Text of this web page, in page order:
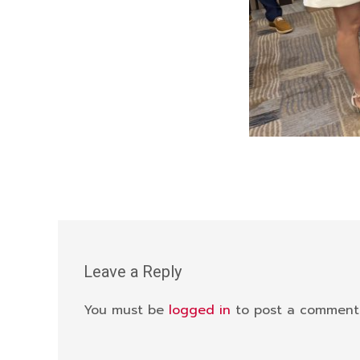
Leave a Reply
You must be logged in to post a